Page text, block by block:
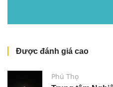
Được đánh giá cao
Phú Thọ